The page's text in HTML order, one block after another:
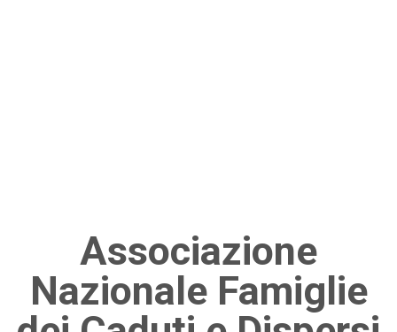
Associazione
Nazionale Famiglie